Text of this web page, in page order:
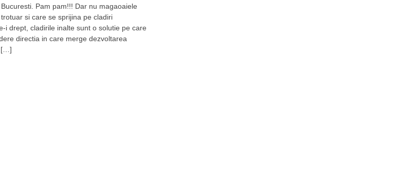
Pam pam!!! Dar nu magaoaiele
si care se sprijina pe cladiri
i drept, cladirile inalte sunt o solutie pe care
directia in care merge dezvoltarea
[…]